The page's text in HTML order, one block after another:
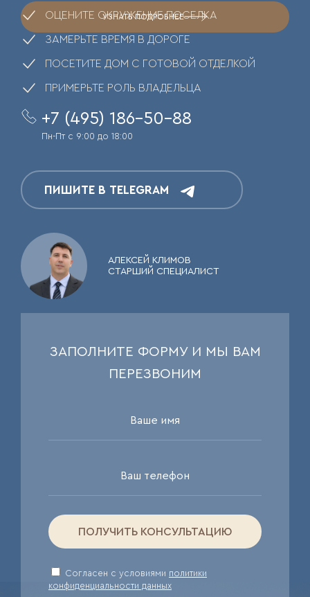
УЗНАТЬ ПОДРОБНЕЕ
ОЦЕНИТЕ ОКРУЖЕНИЕ ПОСЕЛКА
ЗАМЕРЬТЕ ВРЕМЯ В ДОРОГЕ
ПОСЕТИТЕ ДОМ С ГОТОВОЙ ОТДЕЛКОЙ
ПРИМЕРЬТЕ РОЛЬ ВЛАДЕЛЬЦА
+7 (495) 186-50-88
Пн-Пт с 9:00 до 18:00
ПИШИТЕ В TELEGRAM
АЛЕКСЕЙ КЛИМОВ
СТАРШИЙ СПЕЦИАЛИСТ
ЗАПОЛНИТЕ ФОРМУ И МЫ ВАМ
ПЕРЕЗВОНИМ
ПОЛУЧИТЬ КОНСУЛЬТАЦИЮ
Cогласен с условиями политики
конфиденциальности данных